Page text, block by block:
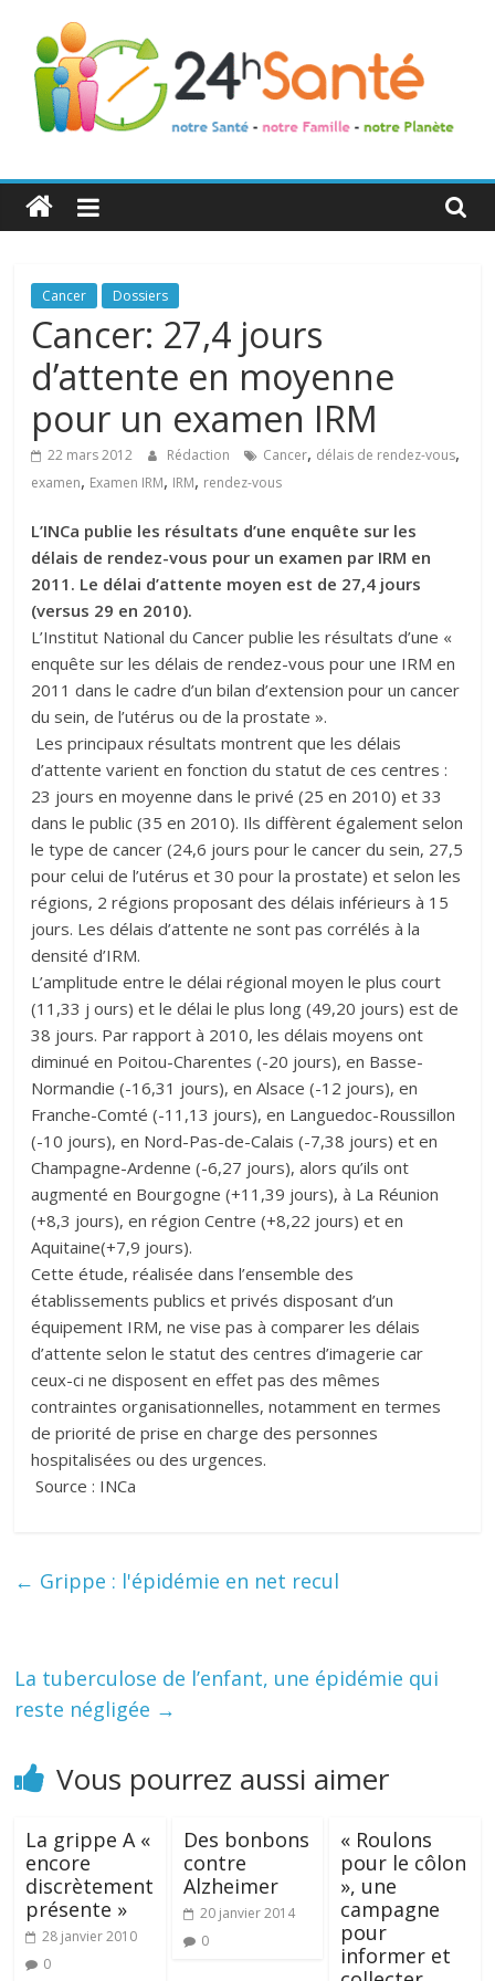
24h
Santé
La
santé
de
toute
famille
Cancer Dossiers
Cancer: 27,4 jours
d’attente en moyenne
pour un examen IRM
22 mars 2012 Rédaction Cancer, délais de rendez-vous,
examen, Examen IRM, IRM, rendez-vous
L’INCa publie les résultats d’une enquête sur les
délais de rendez-vous pour un examen par IRM en
2011. Le délai d’attente moyen est de 27,4 jours
(versus 29 en 2010).
L’Institut National du Cancer publie les résultats d’une «
enquête sur les délais de rendez-vous pour une IRM en
2011 dans le cadre d’un bilan d’extension pour un cancer
du sein, de l’utérus ou de la prostate ».
Les principaux résultats montrent que les délais
d’attente varient en fonction du statut de ces centres :
23 jours en moyenne dans le privé (25 en 2010) et 33
dans le public (35 en 2010). Ils diffèrent également selon
le type de cancer (24,6 jours pour le cancer du sein, 27,5
pour celui de l’utérus et 30 pour la prostate) et selon les
régions, 2 régions proposant des délais inférieurs à 15
jours. Les délais d’attente ne sont pas corrélés à la
densité d’IRM.
L’amplitude entre le délai régional moyen le plus court
(11,33 j ours) et le délai le plus long (49,20 jours) est de
38 jours. Par rapport à 2010, les délais moyens ont
diminué en Poitou-Charentes (-20 jours), en Basse-
Normandie (-16,31 jours), en Alsace (-12 jours), en
Franche-Comté (-11,13 jours), en Languedoc-Roussillon
(-10 jours), en Nord-Pas-de-Calais (-7,38 jours) et en
Champagne-Ardenne (-6,27 jours), alors qu’ils ont
augmenté en Bourgogne (+11,39 jours), à La Réunion
(+8,3 jours), en région Centre (+8,22 jours) et en
Aquitaine(+7,9 jours).
Cette étude, réalisée dans l’ensemble des
établissements publics et privés disposant d’un
équipement IRM, ne vise pas à comparer les délais
d’attente selon le statut des centres d’imagerie car
ceux-ci ne disposent en effet pas des mêmes
contraintes organisationnelles, notamment en termes
de priorité de prise en charge des personnes
hospitalisées ou des urgences.
Source : INCa
← Grippe : l'épidémie en net recul
La tuberculose de l’enfant, une épidémie qui
reste négligée →
Vous pourrez aussi aimer
La grippe A «
encore
discrètement
présente »
28 janvier 2010
0
Des bonbons
contre
Alzheimer
20 janvier 2014
0
« Roulons
pour le côlon
», une
campagne
pour
informer et